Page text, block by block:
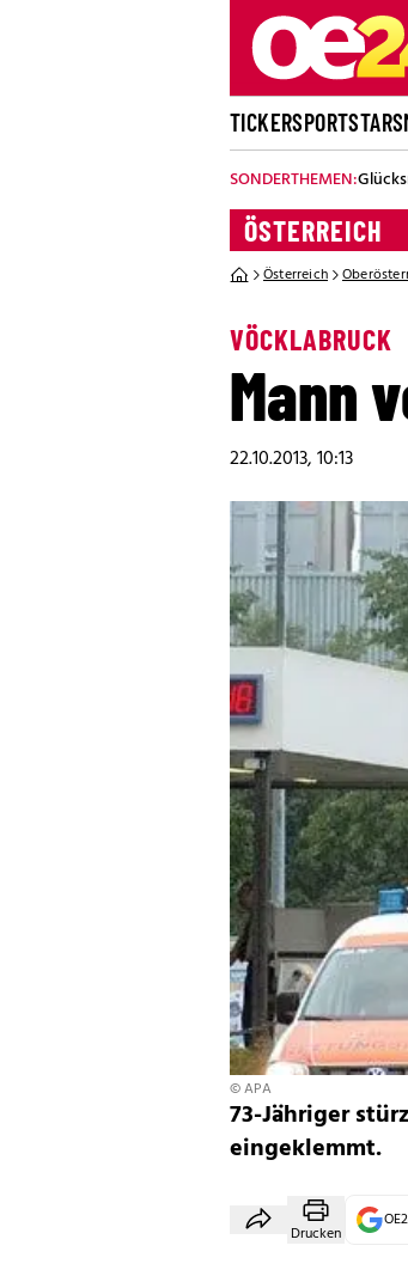
TICKERSPORTSTARS
SONDERTHEMEN:
ÖSTERREICH
Österreich
VÖCKLABRUCK
Mann
22.10.2013, 10:13
© APA
73-Jähriger
eingeklemmt.
Drucken